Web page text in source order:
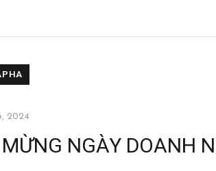
2024
NGÀY DOANH